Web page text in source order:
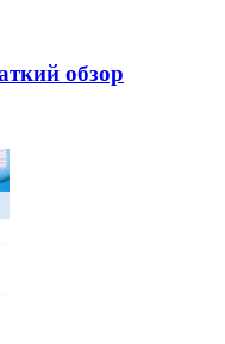
обзор